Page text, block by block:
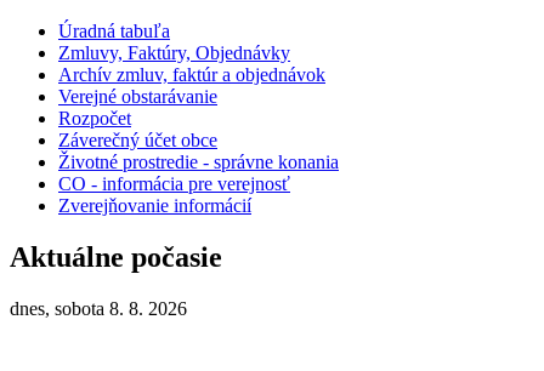
Úradná tabuľa
Zmluvy, Faktúry, Objednávky
Archív zmluv, faktúr a objednávok
Verejné obstarávanie
Rozpočet
Záverečný účet obce
Životné prostredie - správne konania
CO - informácia pre verejnosť
Zverejňovanie informácií
Aktuálne počasie
dnes, sobota 8. 8. 2026